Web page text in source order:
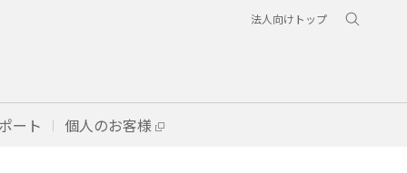
法人向けトップ
ート 個人のお客様